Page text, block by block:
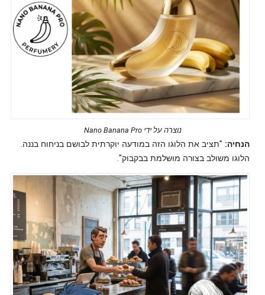
נוצרה על ידי Nano Banana Pro
הנחיה: "תציב את הלוגו הזה במודעה יוקרתית לבושם בניחוח בננה.
הלוגו משולב בצורה מושלמת בבקבוק".